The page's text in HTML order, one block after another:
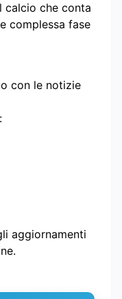
calcio che conta
complessa fase
con le notizie
aggiornamenti